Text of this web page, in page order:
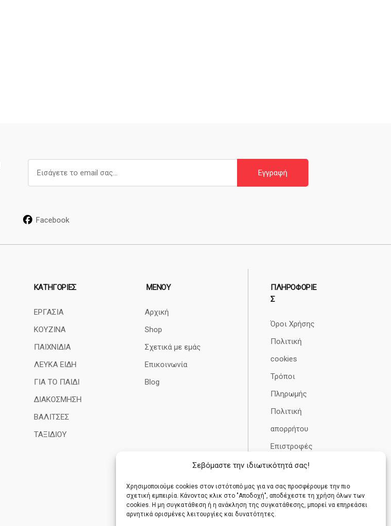
Σεβόμαστε την ιδιωτικότητά σας!
Χρησιμοποιούμε cookies στον ιστότοπό μας για να σας προσφέρουμε την πιο
σχετική εμπειρία. Κάνοντας κλικ στο "Αποδοχή", αποδέχεστε τη χρήση όλων των
cookies. Η μη συγκατάθεση ή η ανάκληση της συγκατάθεσης, μπορεί να επηρεάσει
αρνητικά ορισμένες λειτουργίες και δυνατότητες.
l
*
Εγγραφή
Facebook
ΚΑΤΗΓΟΡΊΕΣ
ΕΡΓΑΣΙΑ
ΚΟΥΖΙΝΑ
ΠΑΙΧΝΙΔΙΑ
ΛΕΥΚΑ ΕΙΔΗ
ΓΙΑ ΤΟ ΠΑΙΔΙ
ΔΙΑΚΟΣΜΗΣΗ
ΒΑΛΙΤΣΕΣ
ΤΑΞΙΔΙΟΥ
ΜΕΝΟΥ
Αρχική
Shop
Σχετικά με εμάς
Επικοινωνία
Blog
ΠΛΗΡΟΦΟΡΊΕ
Σ
Όροι Χρήσης
Πολιτική
cookies
Τρόποι
Πληρωμής
Πολιτική
απορρήτου
Επιστροφές
– Αλλαγές –
Ακυρώσεις